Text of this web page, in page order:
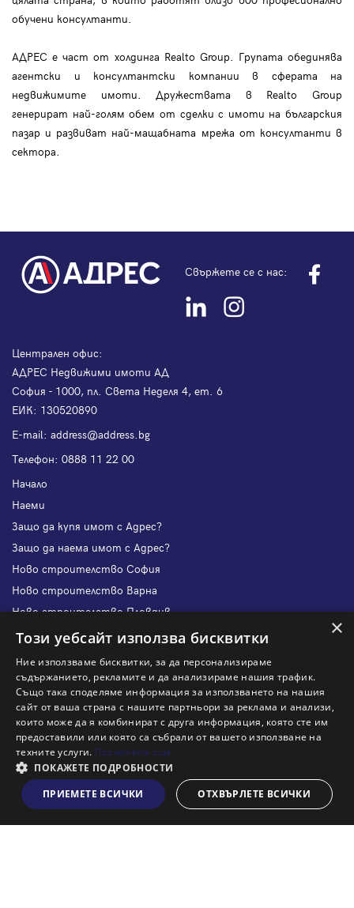
Виж на картата
обучени консултанти.
АДРЕС е част от холдинга Realto Group. Групата обединява
агентски и консултантски компании в сферата на
недвижимите имоти. Дружествата в Realto Group
генерират най-голям обем от сделки с имоти на българския
пазар и развиват най-мащабната мрежа от консултанти в
сектора.
Свържете се с нас:
Централен офис:
АДРЕС Недвижими имоти АД
София - 1000, пл. Света Неделя 4, ет. 6
ЕИК: 130520890
Е-mail: address@address.bg
Телефон: 0888 11 22 00
Начало
Наеми
Защо да купя имот с Адрес?
Защо да наема имот с Адрес?
Ново строителство София
Ново строителство Варна
Ново строителство Пловдив
Ново строителство Бургас
Защо да отдам имот с Адрес?
Наши офиси
Кариери
Кои сме ние?
Франчайз
Блог
Искаш ли да получаваш актуална информация за пазара
на недвижими имоти?
×
Този уебсайт използва бисквитки
Ние използваме бисквитки, за да персонализираме
съдържанието, рекламите и да анализираме нашия трафик.
Също така споделяме информация за използването на нашия
сайт от ваша страна с нашите партньори за реклама и анализи,
които може да я комбинират с друга информация, която сте им
предоставили или която са събрали от вашето използване на
техните услуги. Прочетете още
ПОКАЖЕТЕ ПОДРОБНОСТИ
ПРИЕМЕТЕ ВСИЧКИ
ОТХВЪРЛЕТЕ ВСИЧКИ